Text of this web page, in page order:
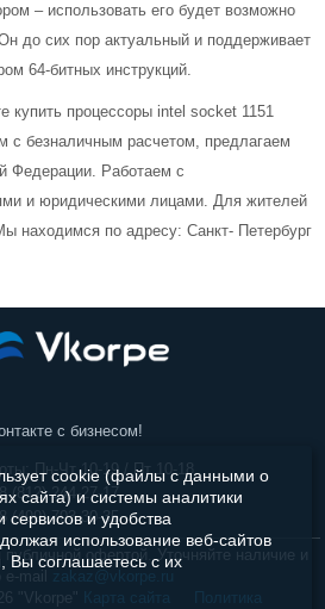
– использовать его будет возможно
до сих пор актуальный и поддерживает
64-битных инструкций.
купить процессоры intel socket 1151
с безналичным расчетом, предлагаем
Федерации. Работаем с
и юридическими лицами. Для жителей
находимся по адресу: Санкт- Петербург
с бизнесом!
Пн-Чт 10-19 / Пт 10-18
8 (812) 244-27-17
(499) 703-30-35
офертой. Уточняйте наличие и
mail zakaz@vkorpe.ru
"Vkorpe" Карта сайта Политика
cookie (файлы с данными о
сайта) и системы аналитики
сервисов и удобства
использование веб-сайтов
Вы соглашаетесь с их